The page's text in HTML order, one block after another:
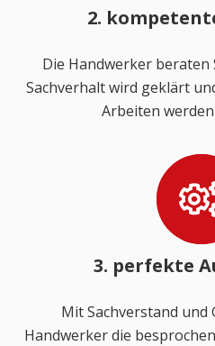
2.
Die Handwerker beraten
Sachverhalt wird geklärt
Arbeiten
3. perfekte
Mit Sachverstand und
Handwerker die